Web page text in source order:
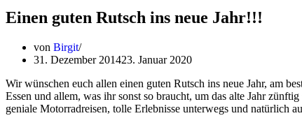
Einen guten Rutsch ins neue Jahr!!!
von Birgit
31. Dezember 201423. Januar 2020
Wir wünschen euch allen einen guten Rutsch ins neue Jahr, am
Essen und allem, was ihr sonst so braucht, um das alte Jahr
geniale Motorradreisen, tolle Erlebnisse unterwegs und natürlich